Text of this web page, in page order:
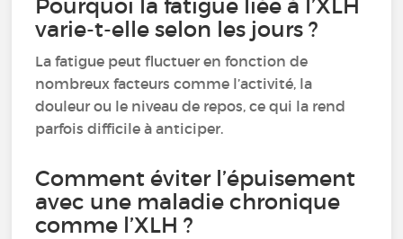
Pourquoi la fatigue liée à l’XLH
varie-t-elle selon les jours ?
La fatigue peut fluctuer en fonction de
nombreux facteurs comme l’activité, la
douleur ou le niveau de repos, ce qui la rend
parfois difficile à anticiper.
Comment éviter l’épuisement
avec une maladie chronique
comme l’XLH ?